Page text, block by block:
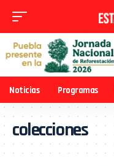
Noticias Programas
colecciones